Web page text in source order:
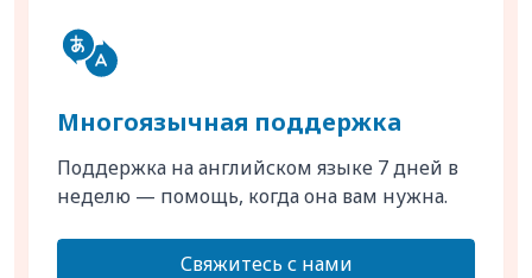
Многоязычная поддержка
Поддержка на английском языке 7 дней в
неделю — помощь, когда она вам нужна.
Свяжитесь с нами